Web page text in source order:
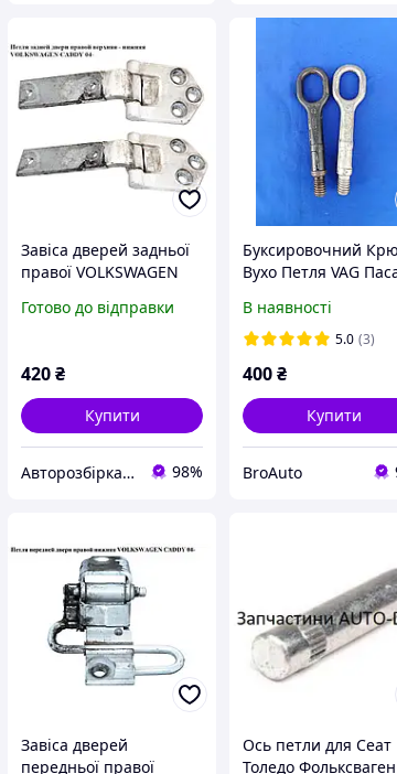
Завіса дверей задньої
правої VOLKSWAGEN
(ФОЛЬКСВАГЕН КАДДІ)
Готово до відправки
420₴
Купити
Авторозбірка Мікроавтобусів 98%
Буксировочний
Вухо Петля VAG
Октавія А5 Гольф 5
В наявності
5.0 (3)
400₴
Купити
BroAuto
Завіса дверей
передньої правої
Ось петли для Сеат
Толедо Фольксваген